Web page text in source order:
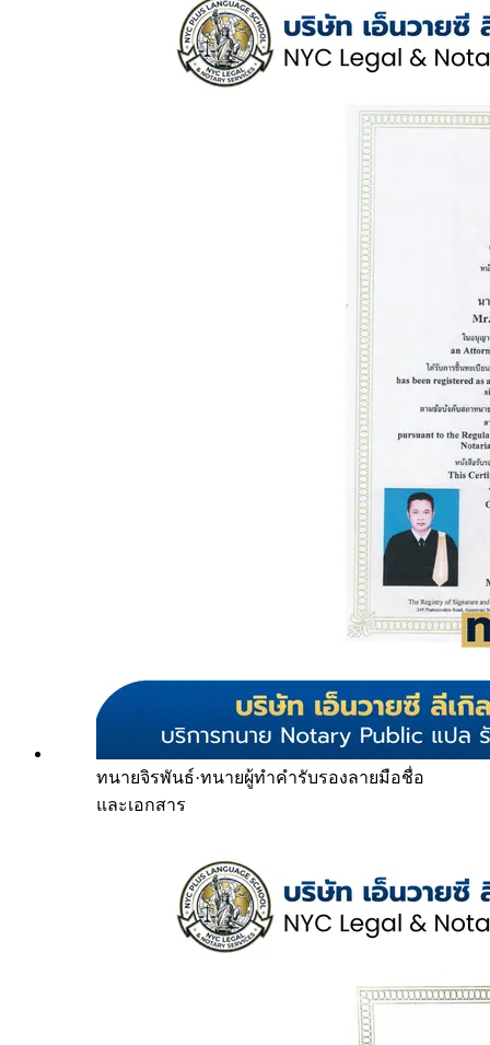
ทนายจิรพันธ์·ทนายผู้ทำคำรับรองลายมือชื่อ
และเอกสาร